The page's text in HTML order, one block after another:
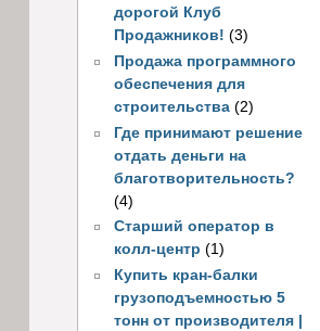
дорогой Клуб
Продажников! (3)
Продажа программного
обеспечения для
строительства (2)
Где принимают решение
отдать деньги на
благотворительность?
(4)
Старший оператор в
колл-центр (1)
Купить кран-балки
грузоподъемностью 5
тонн от производителя |